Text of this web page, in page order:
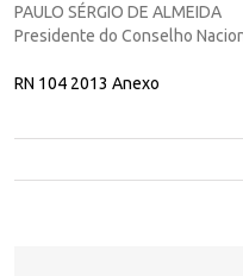
PAULO SÉRGIO DE ALMEIDA
Presidente do Conselho
RN 104 2013 Anexo